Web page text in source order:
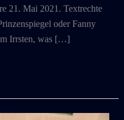
21. Mai 2021. Textrechte
oder Fanny
Irrsten, was […]